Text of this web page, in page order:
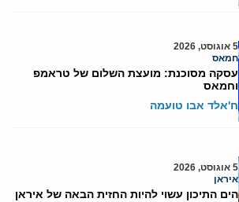
5 אוגוסט, 2026
חמאס
עסקה מסוכנת: מועצת השלום של טראמפ
וחמאס
ח'אלד אבו טועמה
5 אוגוסט, 2026
איראן
הים התיכון עשוי להיות החזית הבאה של איראן